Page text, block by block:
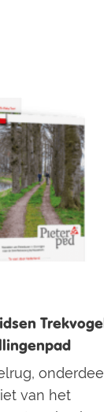
van het